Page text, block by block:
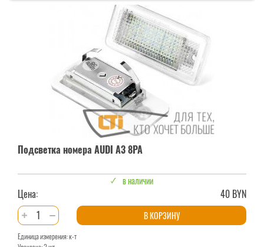
Подсветка номера AUDI A3 8PA
в наличии
Цена:
40 BYN
Количество
товара
Подсветка
В КОРЗИНУ
Единица измерения: к-т